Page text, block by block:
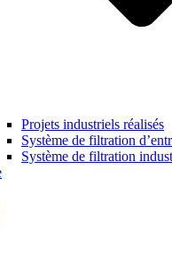
Projets industriels réalisés
Système de filtration
Système de filtration